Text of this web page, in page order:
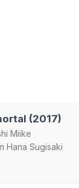
(2017)
Miike
Hana Sugisaki